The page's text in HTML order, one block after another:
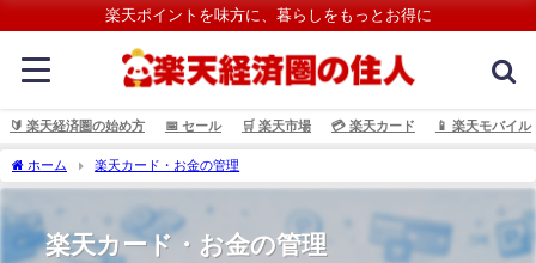
楽天ポイントを味方に、暮らしをもっとお得に
🔰 楽天経済圏の始め方 📅 セール 🛒 楽天市場 💳️ 楽天カード 📱 楽天モバイル
ホーム 楽天カード・お金の管理
楽天カード・お金の管理